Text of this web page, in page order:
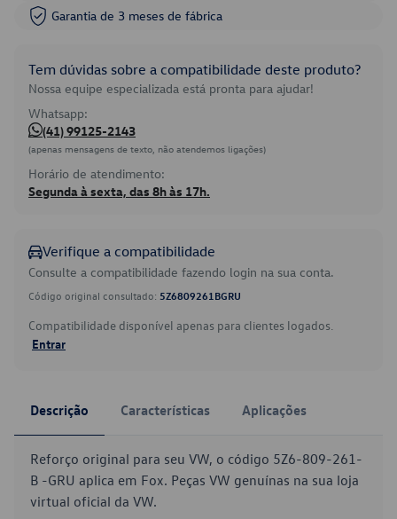
Garantia de 3 meses de fábrica
Tem dúvidas sobre a compatibilidade deste produto?
Nossa equipe especializada está pronta para ajudar!
Whatsapp:
(41) 99125-2143
(apenas mensagens de texto, não atendemos ligações)
Horário de atendimento:
Segunda à sexta, das 8h às 17h.
Verifique a compatibilidade
Consulte a compatibilidade fazendo login na sua conta.
Código original consultado: 5Z6809261BGRU
Compatibilidade disponível apenas para clientes logados.
Entrar
Descrição Características Aplicações
Reforço original para seu VW, o código 5Z6-809-261-
B -GRU aplica em Fox. Peças VW genuínas na sua loja
virtual oficial da VW.